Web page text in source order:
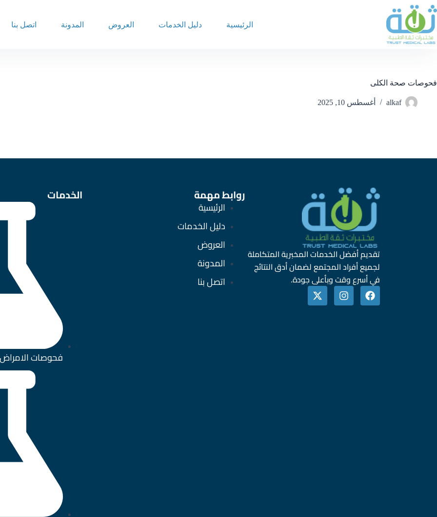
الرئيسية دليل الخدمات العروض المدونة اتصل بنا
فحوصات صحة الكلى
alkaf أغسطس 10, 2025
تقديم أفضل الخدمات المخبرية المتكاملة
لجميع أفراد المجتمع لضمان أدق النتائج
في أسرع وقت وبأعلى جودة.
روابط مهمة
الرئيسية
دليل الخدمات
العروض
المدونة
اتصل بنا
الخدمات
فحوصات